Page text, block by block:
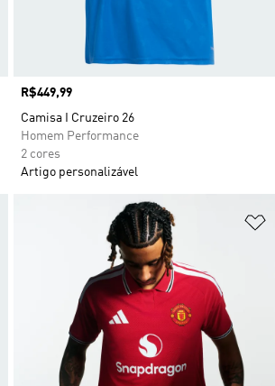
Preço
R$449,99
Camisa I Cruzeiro 26
Homem Performance
2 cores
Artigo personalizável
Adicionar à Lista de Desejos